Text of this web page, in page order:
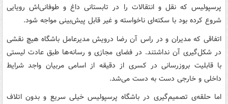
پرسپولیس که نقل و انتقالات را در تابستانی داغ و طوفانی‌اش رویایی
شروع کرده بود با سکته‌ای ناخواسته و غیر قابل پیش‌بینی مواجه شود.
اتفاقی که مدیران و در راس آن‌ رضا درویش مدیرعامل باشگاه هیچ نقشی
در شکل‌گیری آن نداشتند. در فضای مجازی و رسانه‌ها طبق عادت لیستی
با قابلیت بروزرسانی در کسری از دقیقه از اسامی مربیان واجد شرایط
داخلی و خارجی دست به دست می‌شد.
اما حلقه‌ی تصمیم‌گیری در باشگاه پرسپولیس خیلی سریع و بدون اتلاف